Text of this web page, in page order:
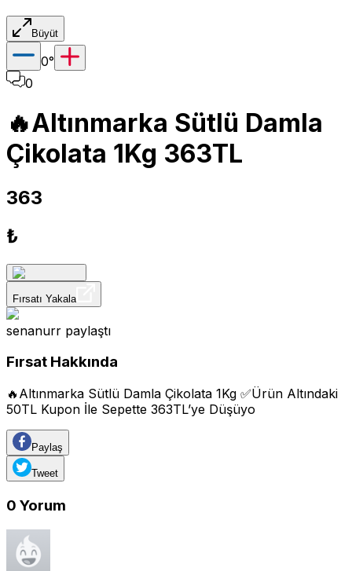
Büyüt
0°
0
🔥Altınmarka Sütlü Damla
Çikolata 1Kg 363TL
363
₺
Fırsatı Yakala
senanurr paylaştı
Fırsat Hakkında
🔥Altınmarka Sütlü Damla Çikolata 1Kg ✅Ürün Altındaki
50TL Kupon İle Sepette 363TL’ye Düşüyo
Paylaş
Tweet
0 Yorum